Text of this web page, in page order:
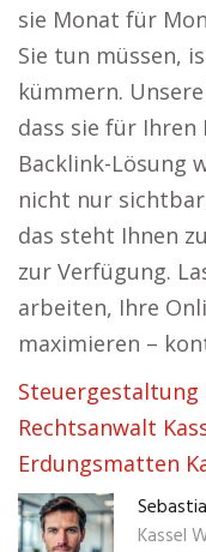
sie Monat für
Sie tun müssen,
kümmern.
dass sie für
Backlink-Lösung
nicht nur
das steht Ihnen
zur Verfügung.
arbeiten, Ihre
maximieren –
Steuergestaltung
Rechtsanwalt
Erdungsmatten
Kassel